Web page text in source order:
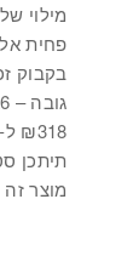
מילוי
פחית
בקבוק זכוכית
גובה – 26 ס"מ | קוטר – 10 ס"מ
₪318 ל-100 מ"ל‬
תיתכן
מוצר